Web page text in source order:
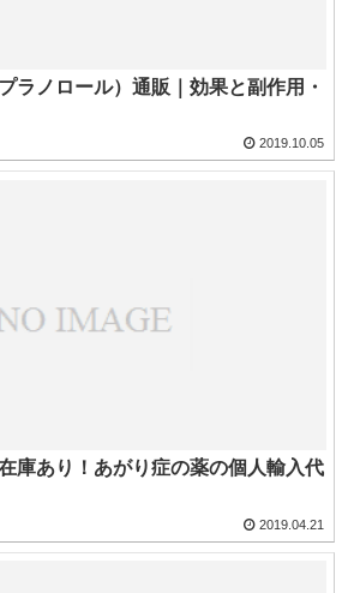
ラノロール）通販｜効果と副作用・
2019.10.05
庫あり！あがり症の薬の個人輸入代
2019.04.21